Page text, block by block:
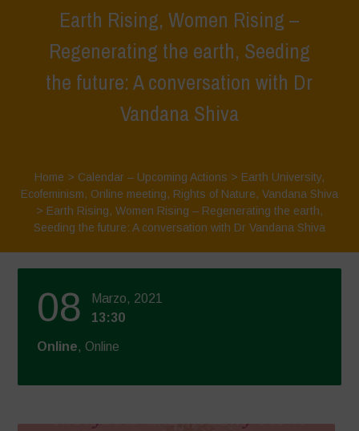
Earth Rising, Women Rising –
Regenerating the earth, Seeding
the future: A conversation with Dr
Vandana Shiva
Home > Calendar – Upcoming Actions > Earth University,
Ecofeminism, Online meeting, Rights of Nature, Vandana Shiva
> Earth Rising, Women Rising – Regenerating the earth,
Seeding the future: A conversation with Dr Vandana Shiva
08
Marzo, 2021
13:30
Online, Online